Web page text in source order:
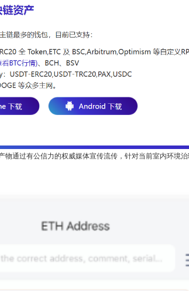
物通过有公信力的权威媒体宣传流传，针对当前室内环境